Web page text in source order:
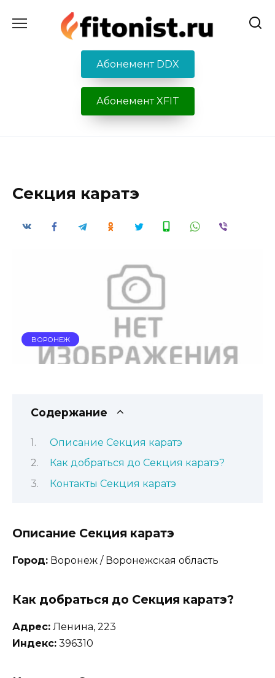
содержанию
Абонемент DDX
Абонемент XFIT
Секция каратэ
ВОРОНЕЖ
Содержание
Описание Секция каратэ
Как добраться до Секция каратэ?
Контакты Секция каратэ
Описание Секция каратэ
Город: Воронеж / Воронежская область
Как добраться до Секция каратэ?
Адрес: Ленина, 223
Индекс: 396310